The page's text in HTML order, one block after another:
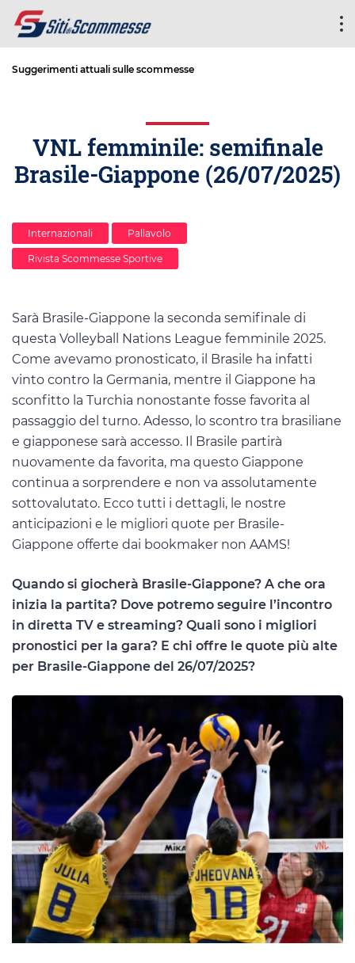
Suggerimenti attuali sulle scommesse
VNL femminile: semifinale
Brasile-Giappone (26/07/2025)
Internazionali Pallavolo
Rivista Scommesse Sportive
Sarà Brasile-Giappone la seconda semifinale di
questa Volleyball Nations League femminile 2025.
Come avevamo pronosticato, il Brasile ha infatti
vinto contro la Germania, mentre il Giappone ha
sconfitto la Turchia nonostante fosse favorita al
passaggio del turno. Adesso, lo scontro tra brasiliane
e giapponese sarà accesso. Il Brasile partirà
nuovamente da favorita, ma questo Giappone
continua a sorprendere e non va assolutamente
sottovalutato. Ecco tutti i dettagli, le nostre
anticipazioni e le migliori quote per Brasile-
Giappone offerte dai bookmaker non AAMS!
Quando si giocherà Brasile-Giappone? A che ora
inizia la partita? Dove potremo seguire l’incontro
in diretta TV e streaming? Quali sono i migliori
pronostici per la gara? E chi offre le quote più alte
per Brasile-Giappone del 26/07/2025?